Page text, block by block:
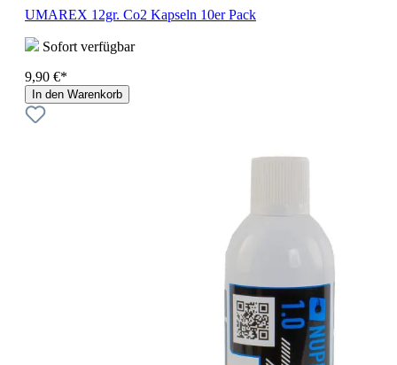
UMAREX 12gr. Co2 Kapseln 10er Pack
Sofort verfügbar
9,90 €*
In den Warenkorb